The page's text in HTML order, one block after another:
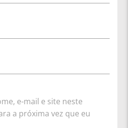
e-mail e site neste
a próxima vez que eu